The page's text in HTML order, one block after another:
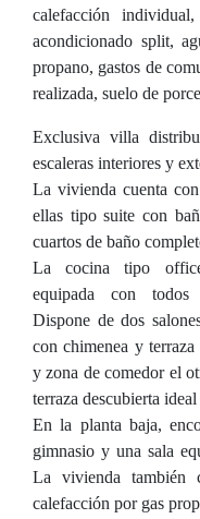
calefacción
acondicionado split,
propano, gastos de
realizada, suelo de
Exclusiva villa
escaleras interiores y
La vivienda cuenta
ellas tipo suite con
cuartos de baño
La cocina tipo
equipada con todos
Dispone de dos
con chimenea y terraza
y zona de comedor el
terraza descubierta
En la planta baja,
gimnasio y una sala
La vivienda también
calefacción por gas